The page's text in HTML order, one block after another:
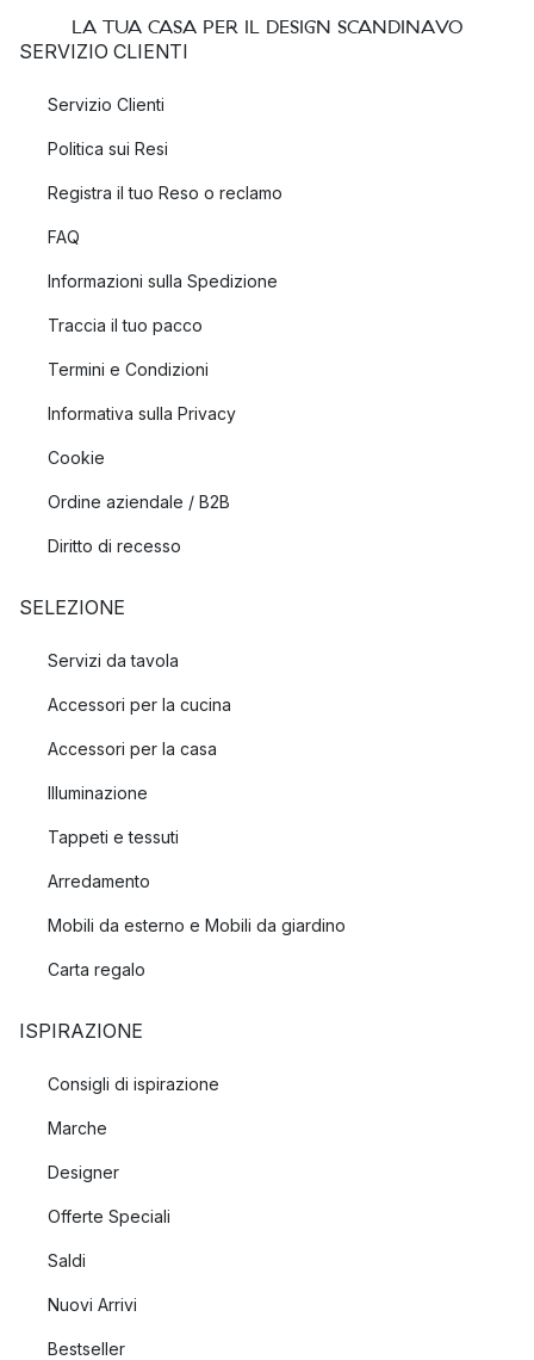
LA TUA CASA PER IL DESIGN SCANDINAVO
SERVIZIO CLIENTI
Servizio Clienti
Politica sui Resi
Registra il tuo Reso o reclamo
FAQ
Informazioni sulla Spedizione
Traccia il tuo pacco
Termini e Condizioni
Informativa sulla Privacy
Cookie
Ordine aziendale / B2B
Diritto di recesso
SELEZIONE
Servizi da tavola
Accessori per la cucina
Accessori per la casa
Illuminazione
Tappeti e tessuti
Arredamento
Mobili da esterno e Mobili da giardino
Carta regalo
ISPIRAZIONE
Consigli di ispirazione
Marche
Designer
Offerte Speciali
Saldi
Nuovi Arrivi
Bestseller